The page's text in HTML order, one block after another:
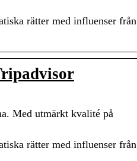
rätter med influenser från
Med utmärkt kvalité på
rätter med influenser från